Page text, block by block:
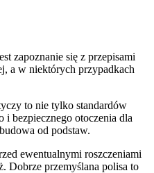
zapoznanie się z przepisami
a w niektórych przypadkach
to nie tylko standardów
bezpiecznego otoczenia dla
od podstaw.
ewentualnymi roszczeniami
Dobrze przemyślana polisa to